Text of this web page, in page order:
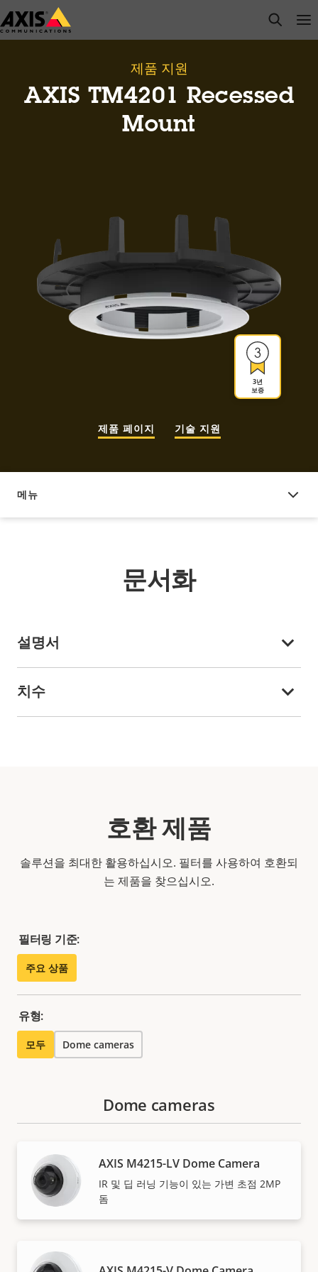
주
요
open
제품 지원
AXIS TM4201 Recessed
Mount
3년
보증
제품 페이지 기술 지원
메뉴
문서화
문서화
설명서
치수
호환 제품
솔루션을 최대한 활용하십시오. 필터를 사용하여 호환되
는 제품을 찾으십시오.
필터링 기준:
주요 상품
유형:
모두 Dome cameras
Dome cameras
AXIS M4215-LV Dome Camera
IR 및 딥 러닝 기능이 있는 가변 초점 2MP
돔